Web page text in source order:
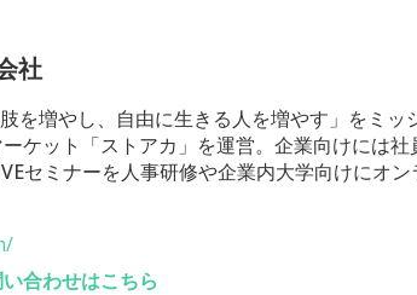
社
を増やし、自由に生きる人を増やす」をミッ
ケット「ストアカ」を運営。企業向けには
セミナーを人事研修や企業内大学向けにオ
合わせはこちら